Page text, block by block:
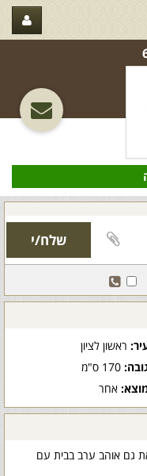
ראשון לציון
170 ס"מ
אחר
גם אוהב ערב בבית עם